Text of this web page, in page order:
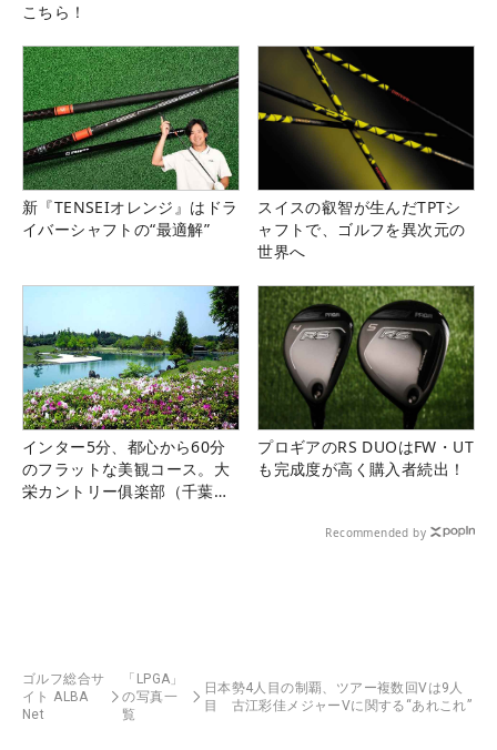
こちら！
新『TENSEIオレンジ』はドラ
イバーシャフトの“最適解”
スイスの叡智が生んだTPTシ
ャフトで、ゴルフを異次元の
世界へ
インター5分、都心から60分
のフラットな美観コース。大
栄カントリー俱楽部（千葉
プロギアのRS DUOはFW・UT
も完成度が高く購入者続出！
Recommended by
ゴルフ総合サ
イト ALBA
Net
「LPGA」
の写真一
覧
日本勢4人目の制覇、ツアー複数回Vは9人
目 古江彩佳メジャーVに関する“あれこれ”